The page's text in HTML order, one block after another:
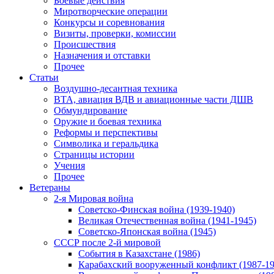
Миротворческие операции
Конкурсы и соревнования
Визиты, проверки, комиссии
Происшествия
Назначения и отставки
Прочее
Статьи
Воздушно-десантная техника
ВТА, авиация ВДВ и авиационные части ДШВ
Обмундирование
Оружие и боевая техника
Реформы и перспективы
Символика и геральдика
Страницы истории
Учения
Прочее
Ветераны
2-я Мировая война
Советско-Финская война (1939-1940)
Великая Отечественная война (1941-1945)
Советско-Японская война (1945)
СССР после 2-й мировой
События в Казахстане (1986)
Карабахский вооруженный конфликт (1987-